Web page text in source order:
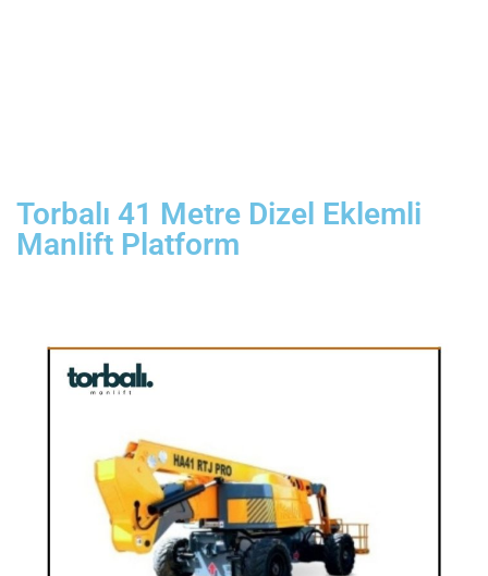
Torbalı 41 Metre Dizel Eklemli
Manlift Platform